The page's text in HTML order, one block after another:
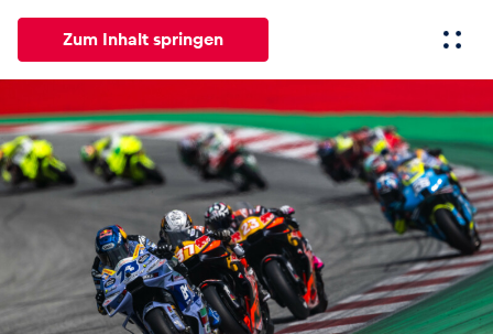
Zum Inhalt springen
Alle News Events Erlebnisse Seiten
News
Alle anzeigen